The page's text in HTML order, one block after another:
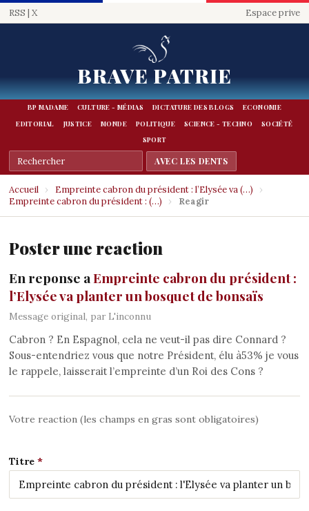
RSS | X Espace prive
BRAVE PATRIE
BP MADAME CULTURE - MÉDIAS DICTATURE DES BLOGS
ECONOMIE
EDITORIAL
JUSTICE MONDE POLITIQUE SCIENCE - TECHNO
SOCIÉTÉ
SPORT
Accueil › Empreinte cabron du président : l’Elysée va (…)
›
Empreinte cabron du président : (…)
› Reagir
Poster une reaction
En reponse aEmpreinte cabron du président :
l’Elysée va planter un bosquet de bonsaïs
Message original, par L'inconnu
Cabron ? En Espagnol, cela ne veut-il pas dire Connard ?
Sous-entendriez vous que notre Président, élu à53% je vous
le rappele, laisserait l’empreinte d’un Roi des Cons ?
Votre reaction (les champs en gras sont obligatoires)
Titre